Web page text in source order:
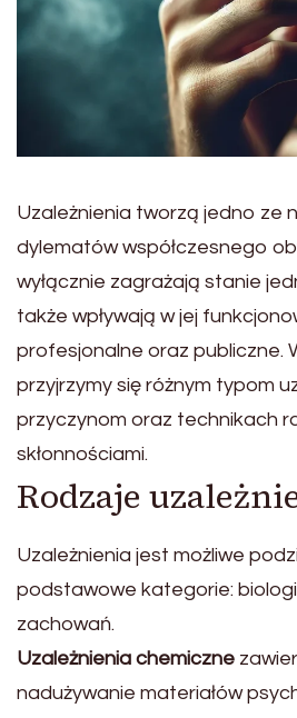
Uzależnienia tworzą jedno ze
dylematów współczesnego
wyłącznie zagrażają stanie
także wpływają w jej
profesjonalne oraz publiczne.
przyjrzymy się różnym typom
przyczynom oraz technikach
skłonnościami.
Rodzaje
Uzależnienia jest możliwe
podstawowe kategorie:
zachowań.
Uzależnienia chemiczne
nadużywanie materiałów